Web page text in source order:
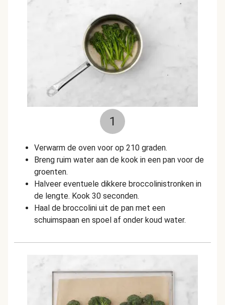
1
Verwarm de oven voor op 210 graden.
Breng ruim water aan de kook in een pan voor de
groenten.
Halveer eventuele dikkere broccolinistronken in
de lengte. Kook 30 seconden.
Haal de broccolini uit de pan met een
schuimspaan en spoel af onder koud water.